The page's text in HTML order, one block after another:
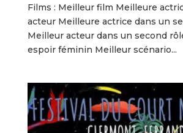
Films : Meilleur film Meilleure
acteur Meilleure actrice dans un
Meilleur acteur dans un second
espoir féminin Meilleur scénario...